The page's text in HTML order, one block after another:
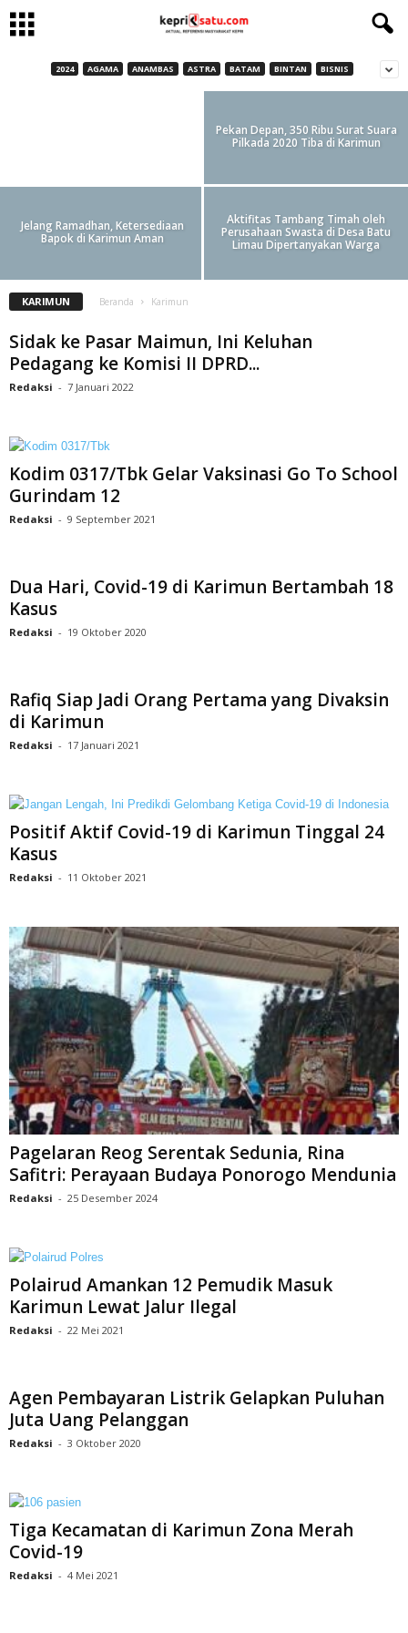
2024 AGAMA ANAMBAS ASTRA BATAM BINTAN BISNIS
Mengundurkan Diri
18 November 2020
Pekan Depan, 350 Ribu Surat Suara
Pilkada 2020 Tiba di Karimun
Jelang Ramadhan, Ketersediaan
Bapok di Karimun Aman
Aktifitas Tambang Timah oleh
Perusahaan Swasta di Desa Batu
Limau Dipertanyakan Warga
KARIMUN Beranda Karimun
Sidak ke Pasar Maimun, Ini Keluhan
Pedagang ke Komisi II DPRD...
Redaksi - 7 Januari 2022
Kodim 0317/Tbk Gelar Vaksinasi Go To School
Gurindam 12
Redaksi - 9 September 2021
Dua Hari, Covid-19 di Karimun Bertambah 18
Kasus
Redaksi - 19 Oktober 2020
Rafiq Siap Jadi Orang Pertama yang Divaksin
di Karimun
Redaksi - 17 Januari 2021
Positif Aktif Covid-19 di Karimun Tinggal 24
Kasus
Redaksi - 11 Oktober 2021
Pagelaran Reog Serentak Sedunia, Rina
Safitri: Perayaan Budaya Ponorogo Mendunia
Redaksi - 25 Desember 2024
Polairud Amankan 12 Pemudik Masuk
Karimun Lewat Jalur Ilegal
Redaksi - 22 Mei 2021
Agen Pembayaran Listrik Gelapkan Puluhan
Juta Uang Pelanggan
Redaksi - 3 Oktober 2020
Tiga Kecamatan di Karimun Zona Merah
Covid-19
Redaksi - 4 Mei 2021